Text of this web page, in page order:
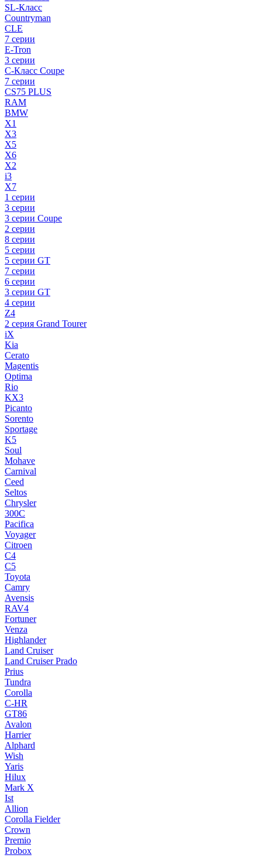
SL-Класс
Countryman
CLE
7 серии
E-Tron
3 серии
C-Класс Coupe
7 серии
CS75 PLUS
RAM
BMW
X1
X3
X5
X6
X2
i3
X7
1 серии
3 серии
3 серии Coupe
2 серии
8 серии
5 серии
5 серии GT
7 серии
6 серии
3 серии GT
4 серии
Z4
2 серия Grand Tourer
iX
Kia
Cerato
Magentis
Optima
Rio
KX3
Picanto
Sorento
Sportage
K5
Soul
Mohave
Carnival
Ceed
Seltos
Chrysler
300C
Pacifica
Voyager
Citroen
C4
C5
Toyota
Camry
Avensis
RAV4
Fortuner
Venza
Highlander
Land Cruiser
Land Cruiser Prado
Prius
Tundra
Corolla
C-HR
GT86
Avalon
Harrier
Alphard
Wish
Yaris
Hilux
Mark X
Ist
Allion
Corolla Fielder
Crown
Premio
Probox